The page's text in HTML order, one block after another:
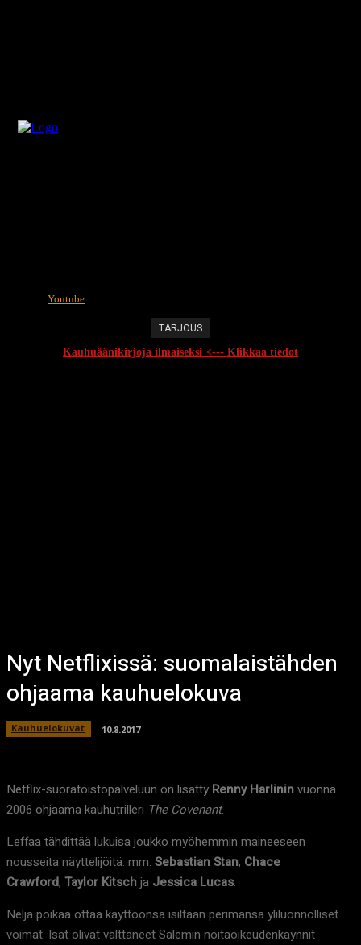
Youtube
TARJOUS
Kauhuäänikirjoja ilmaiseksi <--- Klikkaa tiedot
Nyt Netflixissä: suomalaistähden
ohjaama kauhuelokuva
Kauhuelokuvat 10.8.2017
Netflix-suoratoistopalveluun on lisätty Renny Harlininvuonna
2006 ohjaama kauhutrilleri The Covenant.
Leffaa tähdittää lukuisa joukko myöhemmin maineeseen
nousseita näyttelijöitä: mm. Sebastian Stan, Chace
Crawford, Taylor Kitschja Jessica Lucas.
Neljä poikaa ottaa käyttöönsä isiltään perimänsä yliluonnolliset
voimat. Isät olivat välttäneet Salemin noitaoikeudenkäynnit